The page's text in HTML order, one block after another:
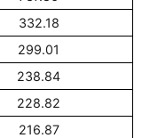
332.18
299.01
238.84
228.82
216.87